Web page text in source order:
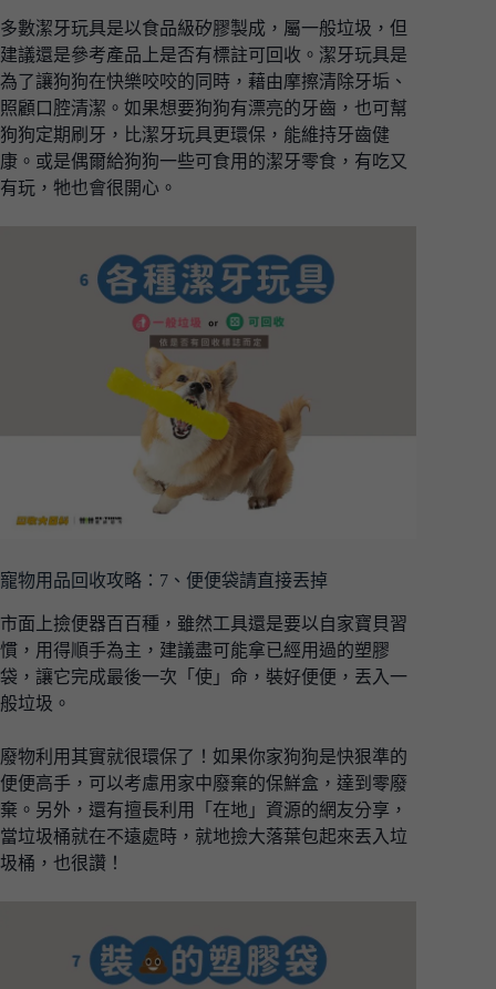
多數潔牙玩具是以食品級矽膠製成，屬一般垃圾，但
建議還是參考產品上是否有標註可回收。潔牙玩具是
為了讓狗狗在快樂咬咬的同時，藉由摩擦清除牙垢、
照顧口腔清潔。如果想要狗狗有漂亮的牙齒，也可幫
狗狗定期刷牙，比潔牙玩具更環保，能維持牙齒健
康。或是偶爾給狗狗一些可食用的潔牙零食，有吃又
有玩，牠也會很開心。
寵物用品回收攻略：7、便便袋請直接丟掉
市面上撿便器百百種，雖然工具還是要以自家寶貝習
慣，用得順手為主，建議盡可能拿已經用過的塑膠
袋，讓它完成最後一次「使」命，裝好便便，丟入一
般垃圾。
廢物利用其實就很環保了！如果你家狗狗是快狠準的
便便高手，可以考慮用家中廢棄的保鮮盒，達到零廢
棄。另外，還有擅長利用「在地」資源的網友分享，
當垃圾桶就在不遠處時，就地撿大落葉包起來丟入垃
圾桶，也很讚！